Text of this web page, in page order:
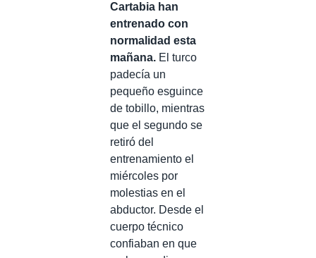
Cartabia han
entrenado con
normalidad esta
mañana. El turco
padecía un
pequeño esguince
de tobillo, mientras
que el segundo se
retiró del
entrenamiento el
miércoles por
molestias en el
abductor. Desde el
cuerpo técnico
confiaban en que